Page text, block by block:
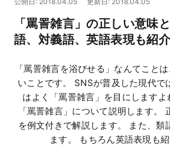
マネー
「罵詈雑言」の正しい意味
語、対義語、英語表現も紹介
「罵詈雑言を浴びせる」なんてこと
いことです。 SNSが普及した現代で
はよく「罵詈雑言」を目にします
「罵詈雑言」について説明します。
を例文付きで解説します。 また、類
ます。 もちろん英語表現も